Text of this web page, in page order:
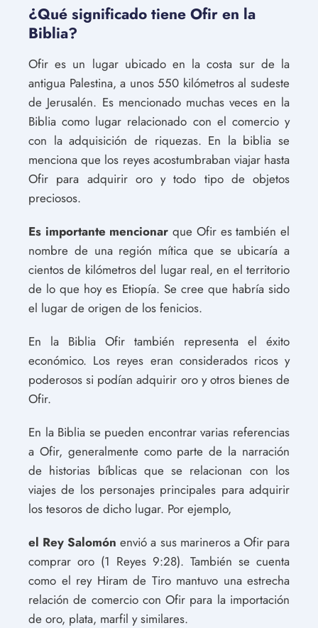
¿Qué significado tiene Ofir en la
Biblia?
Ofir es un lugar ubicado en la costa sur de la
antigua Palestina, a unos 550 kilómetros al sudeste
de Jerusalén. Es mencionado muchas veces en la
Biblia como lugar relacionado con el comercio y
con la adquisición de riquezas. En la biblia se
menciona que los reyes acostumbraban viajar hasta
Ofir para adquirir oro y todo tipo de objetos
preciosos.
Es importante mencionar que Ofir es también el
nombre de una región mítica que se ubicaría a
cientos de kilómetros del lugar real, en el territorio
de lo que hoy es Etiopía. Se cree que habría sido
el lugar de origen de los fenicios.
En la Biblia Ofir también representa el éxito
económico. Los reyes eran considerados ricos y
poderosos si podían adquirir oro y otros bienes de
Ofir.
En la Biblia se pueden encontrar varias referencias
a Ofir, generalmente como parte de la narración
de historias bíblicas que se relacionan con los
viajes de los personajes principales para adquirir
los tesoros de dicho lugar. Por ejemplo,
el Rey Salomón envió a sus marineros a Ofir para
comprar oro (1 Reyes 9:28). También se cuenta
como el rey Hiram de Tiro mantuvo una estrecha
relación de comercio con Ofir para la importación
de oro, plata, marfil y similares.